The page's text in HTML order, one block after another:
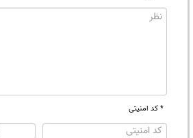
* کد امنیتی